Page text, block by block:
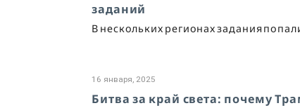
заданий
В нескольких регионах задания
16 января, 2025
Битва за край света: почему